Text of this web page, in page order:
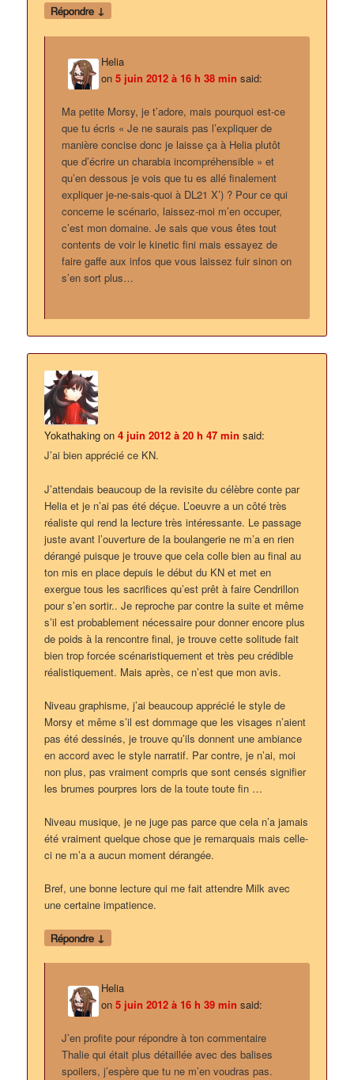
Répondre ↓
Helia
on5 juin 2012 à 16 h 38 min said:
Ma petite Morsy, je t’adore, mais pourquoi est-ce
que tu écris « Je ne saurais pas l’expliquer de
manière concise donc je laisse ça à Helia plutôt
que d’écrire un charabia incompréhensible » et
qu’en dessous je vois que tu es allé finalement
expliquer je-ne-sais-quoi à DL21 X’) ? Pour ce qui
concerne le scénario, laissez-moi m’en occuper,
c’est mon domaine. Je sais que vous êtes tout
contents de voir le kinetic fini mais essayez de
faire gaffe aux infos que vous laissez fuir sinon on
s’en sort plus…
Yokathaking on4 juin 2012 à 20 h 47 min said:
J’ai bien apprécié ce KN.
J’attendais beaucoup de la revisite du célèbre conte par
Helia et je n’ai pas été déçue. L’oeuvre a un côté très
réaliste qui rend la lecture très intéressante. Le passage
juste avant l’ouverture de la boulangerie ne m’a en rien
dérangé puisque je trouve que cela colle bien au final au
ton mis en place depuis le début du KN et met en
exergue tous les sacrifices qu’est prêt à faire Cendrillon
pour s’en sortir.. Je reproche par contre la suite et même
s’il est probablement nécessaire pour donner encore plus
de poids à la rencontre final, je trouve cette solitude fait
bien trop forcée scénaristiquement et très peu crédible
réalistiquement. Mais après, ce n’est que mon avis.
Niveau graphisme, j’ai beaucoup apprécié le style de
Morsy et même s’il est dommage que les visages n’aient
pas été dessinés, je trouve qu’ils donnent une ambiance
en accord avec le style narratif. Par contre, je n’ai, moi
non plus, pas vraiment compris que sont censés signifier
les brumes pourpres lors de la toute toute fin …
Niveau musique, je ne juge pas parce que cela n’a jamais
été vraiment quelque chose que je remarquais mais celle-
ci ne m’a a aucun moment dérangée.
Bref, une bonne lecture qui me fait attendre Milk avec
une certaine impatience.
Répondre ↓
Helia
on5 juin 2012 à 16 h 39 min said:
J’en profite pour répondre à ton commentaire
Thalie qui était plus détaillée avec des balises
spoilers, j’espère que tu ne m’en voudras pas.